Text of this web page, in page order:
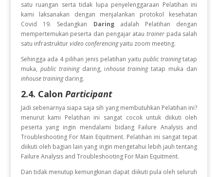
satu ruangan serta tidak lupa penyelenggaraan Pelatihan ini
kami laksanakan dengan menjalankan protokol kesehatan
Covid 19. Sedangkan Daring adalah Pelatihan dengan
mempertemukan peserta dan pengajar atautrainer pada salah
satu infrastrukturvideo conferencingyaitu zoom meeting.
Sehingga ada 4 pilihan jenis pelatihan yaitu public trainingtatap
muka, public trainingdaring, inhouse trainingtatap muka dan
inhouse trainingdaring.
2.4. Calon Participant
Jadi sebenarnya siapa saja sih yang membutuhkan Pelatihan ini?
menurut kami Pelatihan ini sangat cocok untuk diikuti oleh
peserta yang ingin mendalami bidang Failure Analysis and
Troubleshooting For Main Equitment. Pelatihan ini sangat tepat
diikuti oleh bagian lain yang ingin mengetahui lebih jauh tentang
Failure Analysis and Troubleshooting For Main Equitment.
Dan tidak menutup kemungkinan dapat diikuti pula oleh seluruh